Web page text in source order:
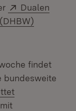
Extern:
Dualen
findet
bundesweite